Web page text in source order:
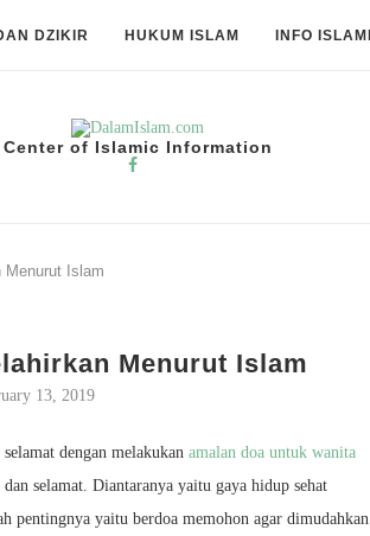
DZIKIR HUKUM ISLAM INFO ISLAMI
Center of Islamic Information
Menurut Islam
Menurut Islam
13, 2019
dengan melakukan amalan doa untuk wanita
selamat. Diantaranya yaitu gaya hidup sehat
pentingnya yaitu berdoa memohon agar dimudahkan